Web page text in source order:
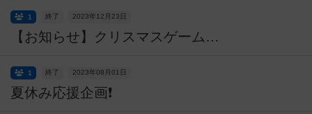
【お知らせ】クリスマスゲーム大会＆ビンゴ大会
終了 2023年12月23日
1
夏休み応援企画❗
終了 2023年08月01日
1